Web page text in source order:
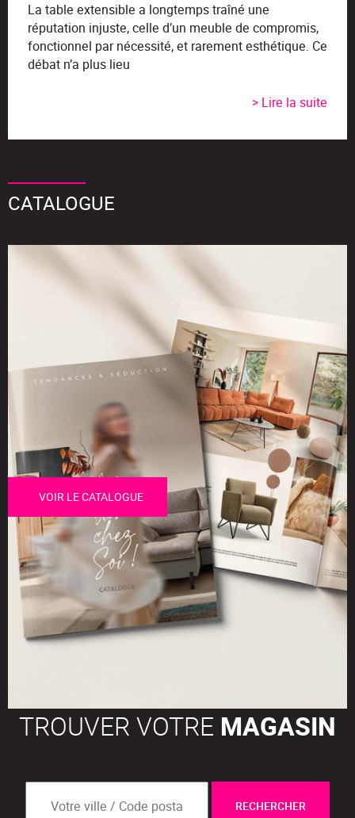
La table extensible a longtemps traîné une
réputation injuste, celle d’un meuble de compromis,
fonctionnel par nécessité, et rarement esthétique. Ce
débat n’a plus lieu
> Lire la suite
CATALOGUE
VOIR LE CATALOGUE
TROUVER VOTRE MAGASIN
RECHERCHER